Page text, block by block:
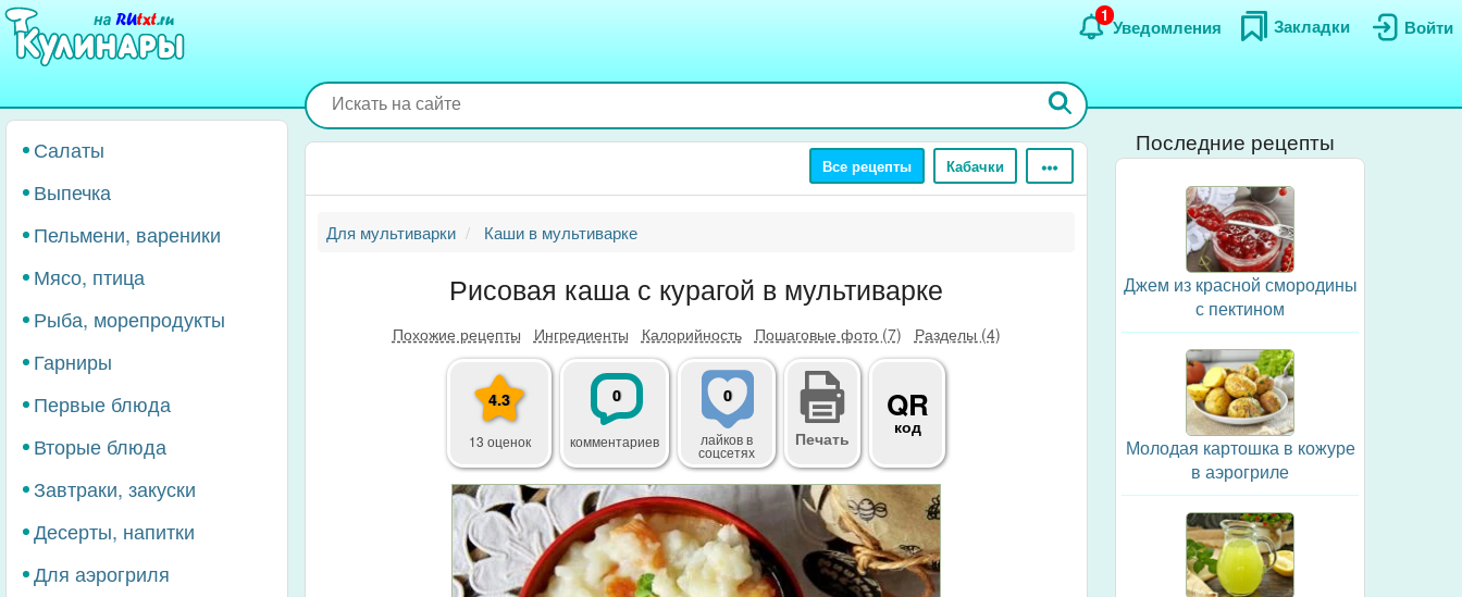
Перейти
основному
Войти
Закладки
Уведомления
1
Салаты
Выпечка
Пельмени, вареники
Мясо, птица
Рыба, морепродукты
Гарниры
Первые блюда
Вторые блюда
Завтраки, закуски
Десерты, напитки
Для аэрогриля
Все рецепты Кабачки
Для мультиварки Каши в мультиварке
Рисовая каша с курагой в мультиварке
Похожие рецепты Ингредиенты Калорийность Пошаговые фото (7) Разделы (4)
4.3
13 оценок
0
комментариев
0
лайковв
соцсетях
Печать
QR
код
Последние рецепты
Джем из красной смородины
с пектином
Молодая картошка в кожуре
в аэрогриле